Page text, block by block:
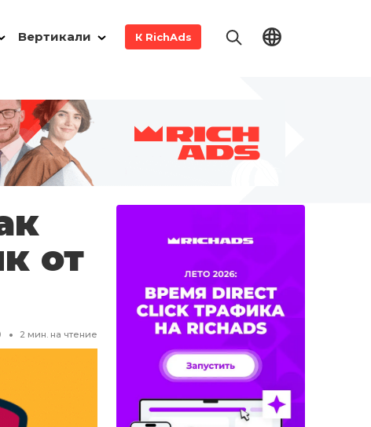
Вертикали К RichAds
от
2 мин. на чтение